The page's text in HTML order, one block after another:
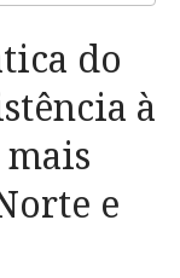
do
à
mais
e